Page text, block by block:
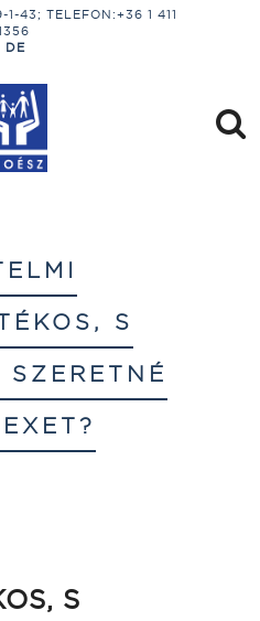
43; TELEFON:+36 1 411
DE
S
SZERETNÉ
S